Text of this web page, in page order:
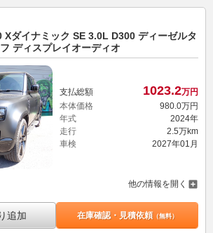
Xダイナミック SE 3.0L D300 ディーゼルタ
ディスプレイオーディオ
支払総額 1023.2万円
本体価格
980.0万円
年式
2024年
走行
2.5万km
車検
2027年01月
他の情報を開く
追加 在庫確認・見積依頼（無料）